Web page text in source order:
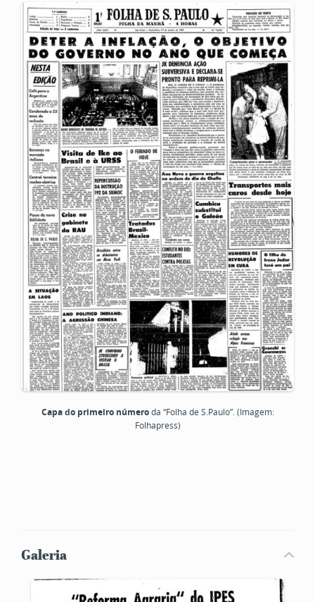
Capa do primeiro númeroda “Folha de S.Paulo”. (Imagem:
Folhapress)
Galeria